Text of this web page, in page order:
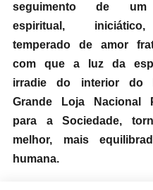
seguimento de um
espiritual,
temperado de amor
com que a luz da
irradie do interior do
Grande Loja Nacional
para a Sociedade,
melhor, mais
humana.